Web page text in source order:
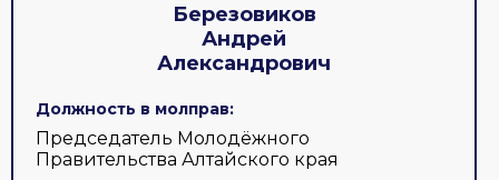
Березовиков
Андрей
Александрович
Должность в молправ:
Председатель Молодёжного
Правительства Алтайского края